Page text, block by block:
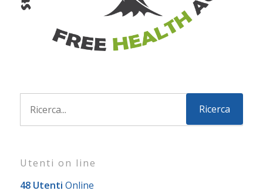
Utenti on line
48 Utenti Online